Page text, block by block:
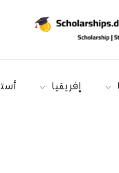
إفريقيا